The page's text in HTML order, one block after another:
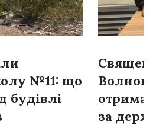
№11: що
будівлі
за